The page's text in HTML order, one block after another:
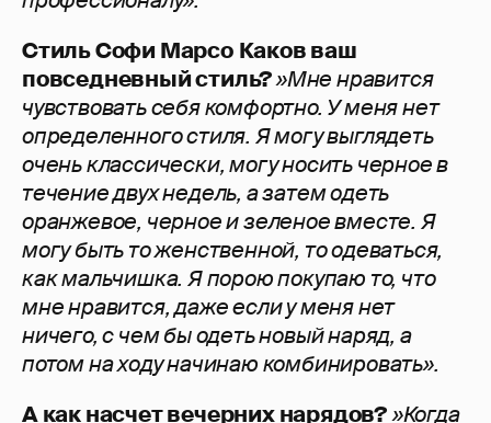
Стиль Софи Марсо Каков ваш
повседневный стиль?»Мне нравится
чувствовать себя комфортно. У меня нет
определенного стиля. Я могу выглядеть
очень классически, могу носить черное в
течение двух недель, а затем одеть
оранжевое, черное и зеленое вместе. Я
могу быть то женственной, то одеваться,
как мальчишка. Я порою покупаю то, что
мне нравится, даже если у меня нет
ничего, с чем бы одеть новый наряд, а
потом на ходу начинаю комбинировать».
А как насчет вечерних нарядов?»Когда